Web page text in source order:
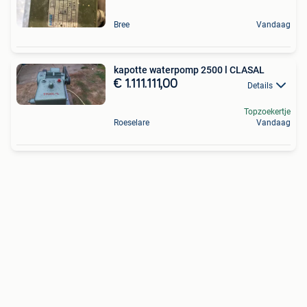
Bree Vandaag
kapotte waterpomp 2500 l CLASAL
€ 1.111.111,00 Details
Roeselare
Topzoekertje
Vandaag